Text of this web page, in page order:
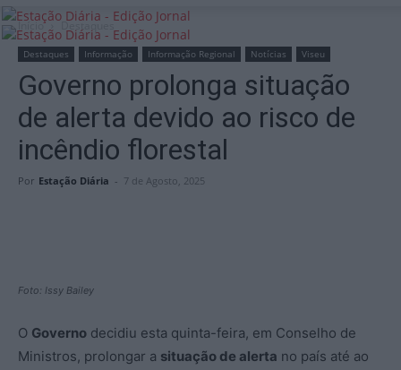
Início Destaques
Destaques Informação Informação Regional Notícias Viseu
Governo prolonga situação
de alerta devido ao risco de
incêndio florestal
Por Estação Diária - 7 de Agosto, 2025
Foto: Issy Bailey
O Governo decidiu esta quinta-feira, em Conselho de
Ministros, prolongar a situação de alerta no país até ao